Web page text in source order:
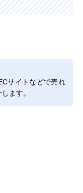
サイトなどで売れ
ます。